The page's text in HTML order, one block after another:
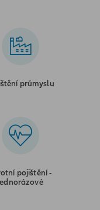
průmyslu
pojištění -